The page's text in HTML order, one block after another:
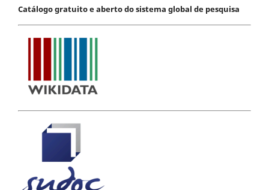
Catálogo gratuito e aberto do sistema global de pesquisa